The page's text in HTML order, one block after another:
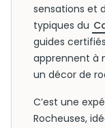
sensations et
typiques du
guides
apprennent à
un décor de
C’est une
Rocheuses,